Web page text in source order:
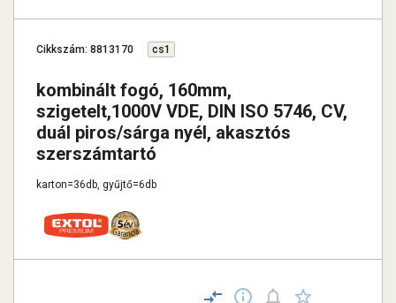
Cikkszám: 8813170 cs1
kombinált fogó, 160mm,
szigetelt,1000V VDE, DIN ISO 5746, CV,
duál piros/sárga nyél, akasztós
szerszámtartó
karton=36db, gyűjtő=6db